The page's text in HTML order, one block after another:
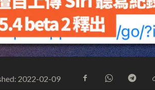
2022-02-09